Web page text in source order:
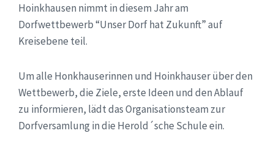
Hoinkhausen nimmt in diesem Jahr am
Dorfwettbewerb “Unser Dorf hat Zukunft” auf
Kreisebene teil.
Um alle Honkhauserinnen und Hoinkhauser über den
Wettbewerb, die Ziele, erste Ideen und den Ablauf
zu informieren, lädt das Organisationsteam zur
Dorfversamlung in die Herold´sche Schule ein.